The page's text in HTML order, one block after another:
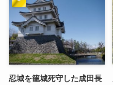
忍城を籠城死守した成田長